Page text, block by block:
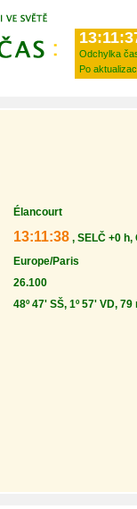
Odchylka
Po
Élancourt
13:11:38 , SELČ +0 h,
Europe/Paris
26.100
48º 47' SŠ, 1º 57' VD, 79